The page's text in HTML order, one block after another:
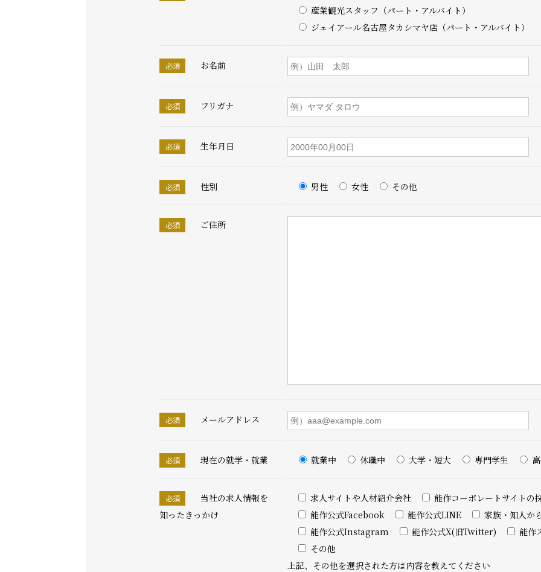
産業観光スタッフ（パート・アルバイト）
ジェイアール名古屋タカシマヤ店（パート・アルバイト）
お名前
フリガナ
生年月日
性別 男性 女性 その他
ご住所
メールアドレス
現在の就学・就業 就業中 休職中 大学・短大 専門学生
当社の求人情報を
知ったきっかけ
求人サイトや人材紹介会社
能作コーポレートサイトの
能作公式Facebook
能作公式LINE 家族・知人か
能作公式Instagram
能作公式X(旧Twitter)
能作
その他
上記、その他を選択された方は内容を教えてください